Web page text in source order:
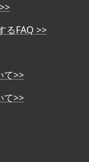
るFAQ >>
て>>
て>>